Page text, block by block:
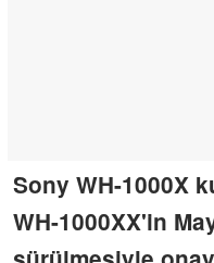
Sony WH-1000X
WH-1000XX'in